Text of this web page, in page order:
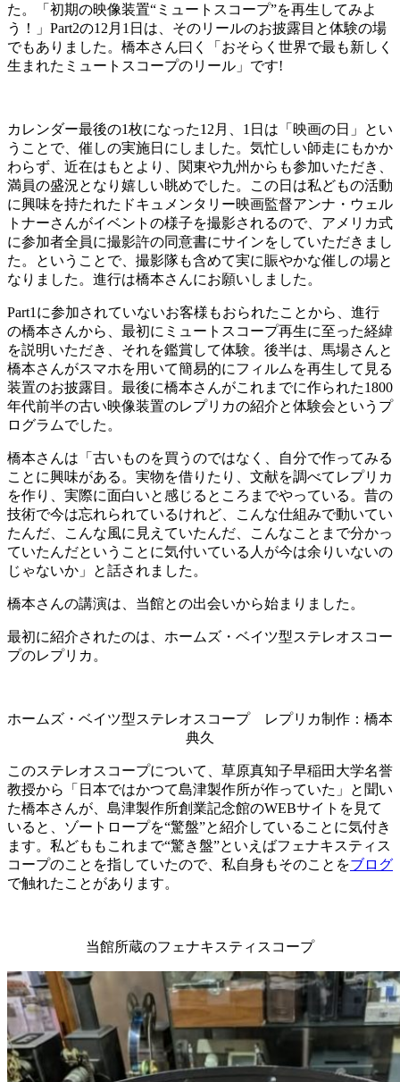
た。「初期の映像装置“ミュートスコープ”を再生してみよ
う！」Part2の12月1日は、そのリールのお披露目と体験の場
でもありました。橋本さん曰く「おそらく世界で最も新しく
生まれたミュートスコープのリール」です!
カレンダー最後の1枚になった12月、1日は「映画の日」とい
うことで、催しの実施日にしました。気忙しい師走にもかか
わらず、近在はもとより、関東や九州からも参加いただき、
満員の盛況となり嬉しい眺めでした。この日は私どもの活動
に興味を持たれたドキュメンタリー映画監督アンナ・ウェル
トナーさんがイベントの様子を撮影されるので、アメリカ式
に参加者全員に撮影許の同意書にサインをしていただきまし
た。ということで、撮影隊も含めて実に賑やかな催しの場と
なりました。進行は橋本さんにお願いしました。
Part1に参加されていないお客様もおられたことから、進行
の橋本さんから、最初にミュートスコープ再生に至った経緯
を説明いただき、それを鑑賞して体験。後半は、馬場さんと
橋本さんがスマホを用いて簡易的にフィルムを再生して見る
装置のお披露目。最後に橋本さんがこれまでに作られた1800
年代前半の古い映像装置のレプリカの紹介と体験会というプ
ログラムでした。
橋本さんは「古いものを買うのではなく、自分で作ってみる
ことに興味がある。実物を借りたり、文献を調べてレプリカ
を作り、実際に面白いと感じるところまでやっている。昔の
技術で今は忘れられているけれど、こんな仕組みで動いてい
たんだ、こんな風に見えていたんだ、こんなことまで分かっ
ていたんだということに気付いている人が今は余りいないの
じゃないか」と話されました。
橋本さんの講演は、当館との出会いから始まりました。
最初に紹介されたのは、ホームズ・ベイツ型ステレオスコー
プのレプリカ。
ホームズ・ベイツ型ステレオスコープ レプリカ制作：橋本
典久
このステレオスコープについて、草原真知子早稲田大学名誉
教授から「日本ではかつて島津製作所が作っていた」と聞い
た橋本さんが、島津製作所創業記念館のWEBサイトを見て
いると、ゾートロープを“驚盤”と紹介していることに気付き
ます。私どももこれまで“驚き盤”といえばフェナキスティス
コープのことを指していたので、私自身もそのことをブログ
で触れたことがあります。
当館所蔵のフェナキスティスコープ